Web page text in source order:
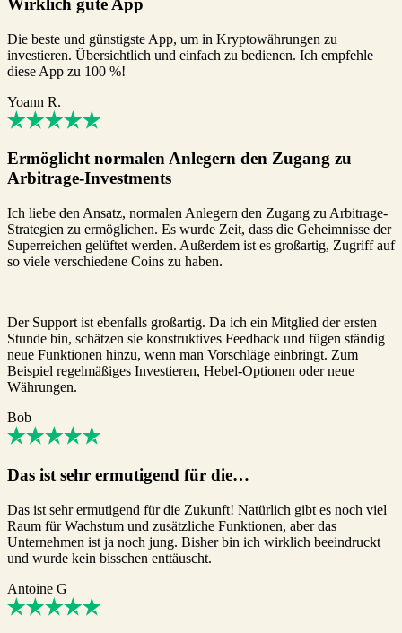
Wirklich gute App
Die beste und günstigste App, um in Kryptowährungen zu
investieren. Übersichtlich und einfach zu bedienen. Ich empfehle
diese App zu 100 %!
Yoann R.
Ermöglicht normalen Anlegern den Zugang zu
Arbitrage-Investments
Ich liebe den Ansatz, normalen Anlegern den Zugang zu Arbitrage-
Strategien zu ermöglichen. Es wurde Zeit, dass die Geheimnisse der
Superreichen gelüftet werden. Außerdem ist es großartig, Zugriff auf
so viele verschiedene Coins zu haben.
Der Support ist ebenfalls großartig. Da ich ein Mitglied der ersten
Stunde bin, schätzen sie konstruktives Feedback und fügen ständig
neue Funktionen hinzu, wenn man Vorschläge einbringt. Zum
Beispiel regelmäßiges Investieren, Hebel-Optionen oder neue
Währungen.
Bob
Das ist sehr ermutigend für die…
Das ist sehr ermutigend für die Zukunft! Natürlich gibt es noch viel
Raum für Wachstum und zusätzliche Funktionen, aber das
Unternehmen ist ja noch jung. Bisher bin ich wirklich beeindruckt
und wurde kein bisschen enttäuscht.
Antoine G